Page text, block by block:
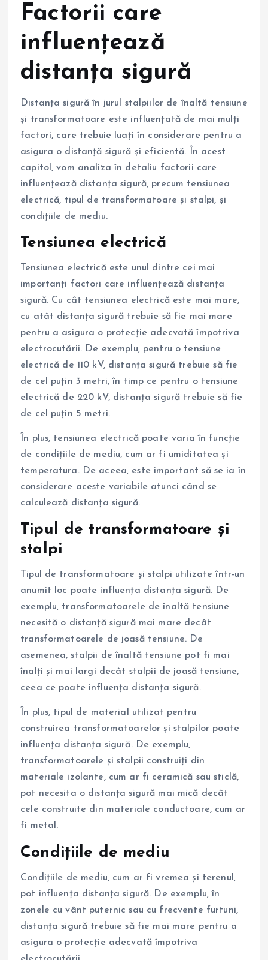
Factorii care
influențează
distanța sigură
Distanța sigură în jurul stalpiilor de înaltă tensiune
și transformatoare este influențată de mai mulți
factori, care trebuie luați în considerare pentru a
asigura o distanță sigură și eficientă. În acest
capitol, vom analiza în detaliu factorii care
influențează distanța sigură, precum tensiunea
electrică, tipul de transformatoare și stalpi, și
condițiile de mediu.
Tensiunea electrică
Tensiunea electrică este unul dintre cei mai
importanți factori care influențează distanța
sigură. Cu cât tensiunea electrică este mai mare,
cu atât distanța sigură trebuie să fie mai mare
pentru a asigura o protecție adecvată împotriva
electrocutării. De exemplu, pentru o tensiune
electrică de 110 kV, distanța sigură trebuie să fie
de cel puțin 3 metri, în timp ce pentru o tensiune
electrică de 220 kV, distanța sigură trebuie să fie
de cel puțin 5 metri.
În plus, tensiunea electrică poate varia în funcție
de condițiile de mediu, cum ar fi umiditatea și
temperatura. De aceea, este important să se ia în
considerare aceste variabile atunci când se
calculează distanța sigură.
Tipul de transformatoare și
stalpi
Tipul de transformatoare și stalpi utilizate într-un
anumit loc poate influența distanța sigură. De
exemplu, transformatoarele de înaltă tensiune
necesită o distanță sigură mai mare decât
transformatoarele de joasă tensiune. De
asemenea, stalpii de înaltă tensiune pot fi mai
înalți și mai largi decât stalpii de joasă tensiune,
ceea ce poate influența distanța sigură.
În plus, tipul de material utilizat pentru
construirea transformatoarelor și stalpilor poate
influența distanța sigură. De exemplu,
transformatoarele și stalpii construiți din
materiale izolante, cum ar fi ceramică sau sticlă,
pot necesita o distanța sigură mai mică decât
cele construite din materiale conductoare, cum ar
fi metal.
Condițiile de mediu
Condițiile de mediu, cum ar fi vremea și terenul,
pot influența distanța sigură. De exemplu, în
zonele cu vânt puternic sau cu frecvente furtuni,
distanța sigură trebuie să fie mai mare pentru a
asigura o protecție adecvată împotriva